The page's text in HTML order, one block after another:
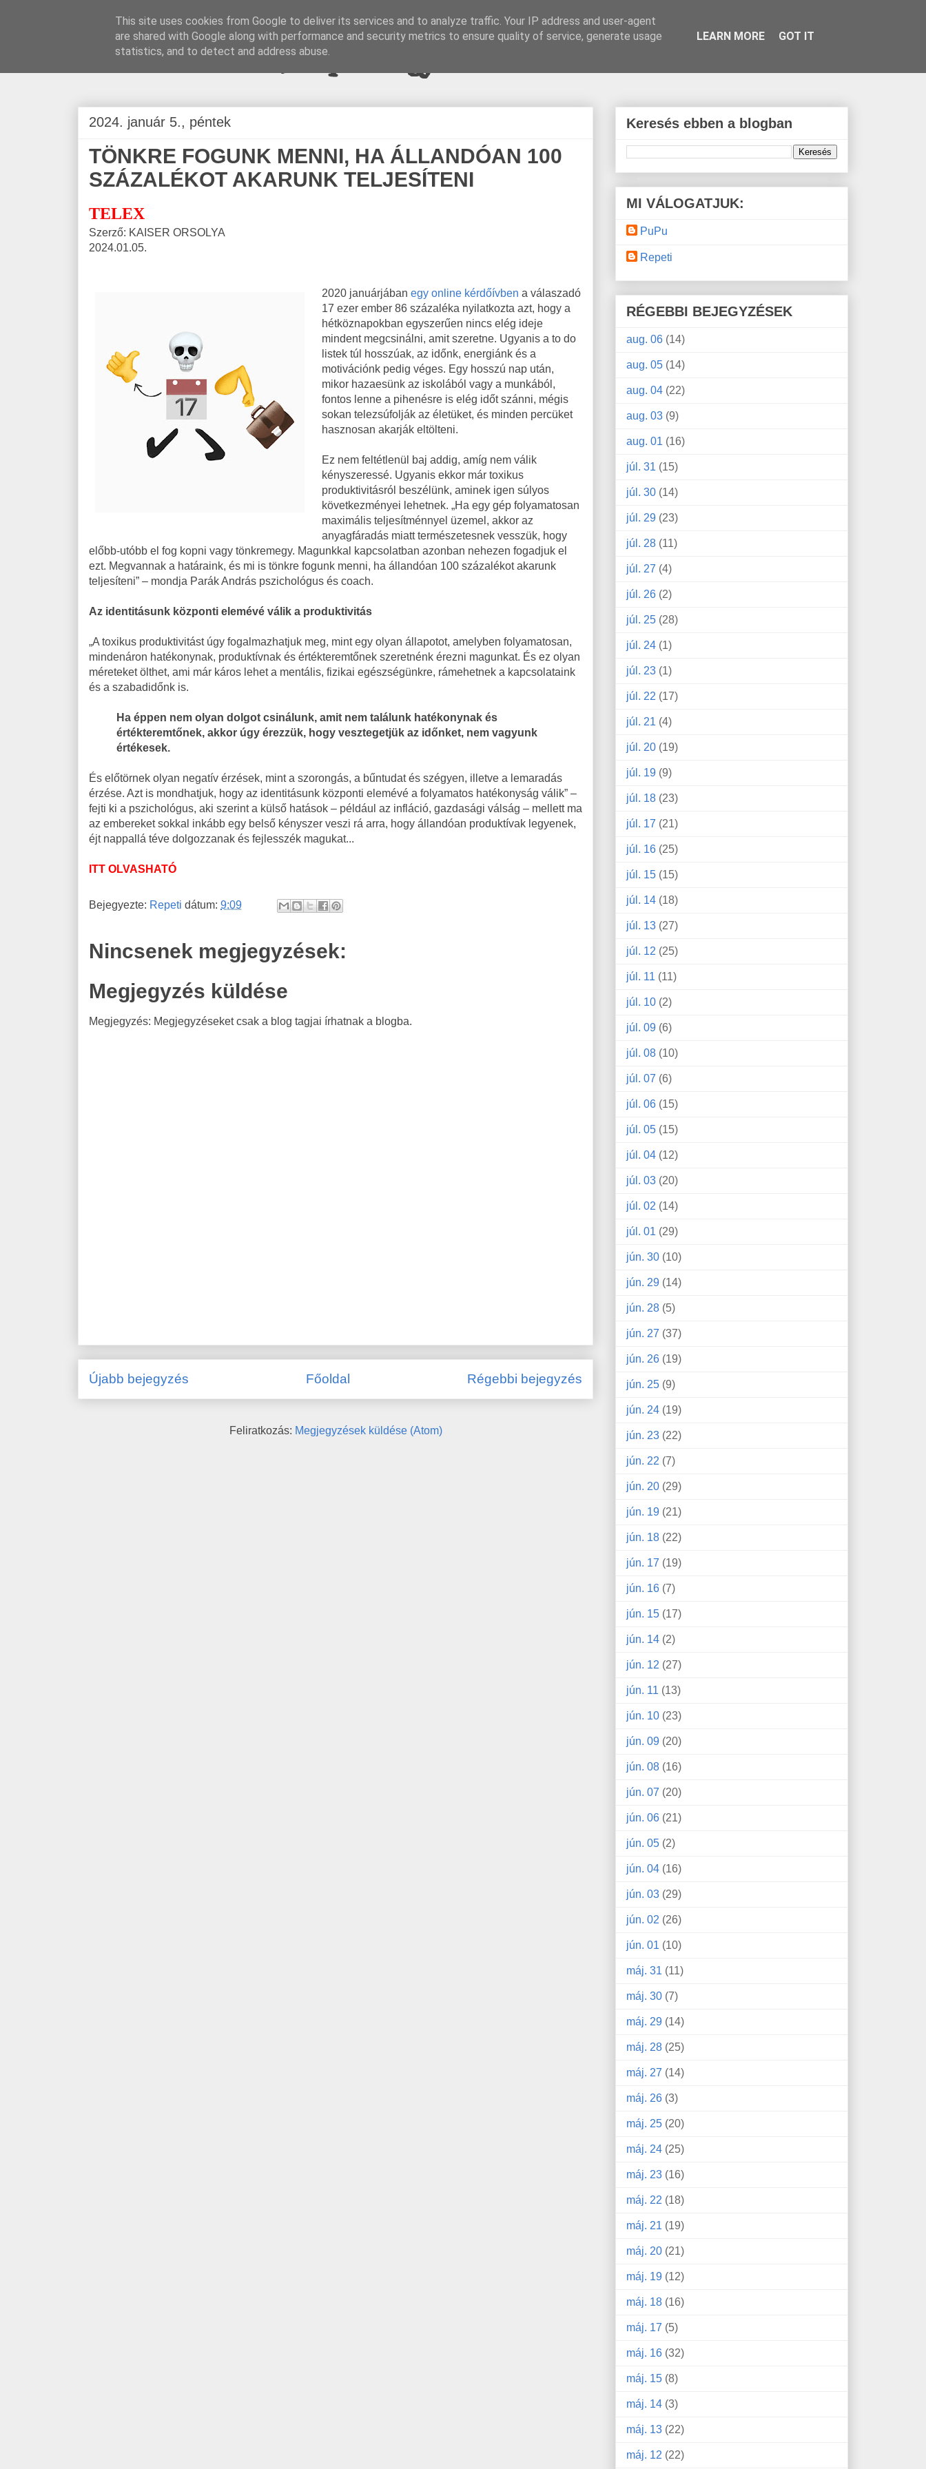
BLOGÁSZAT, napi blogjava
2024. január 5., péntek
TÖNKRE FOGUNK MENNI, HA ÁLLANDÓAN 100
SZÁZALÉKOT AKARUNK TELJESÍTENI
TELEX
Szerző: KAISER ORSOLYA
2024.01.05.
2020 januárjában egy online kérdőívben a válaszadó
17 ezer ember 86 százaléka nyilatkozta azt, hogy a
hétköznapokban egyszerűen nincs elég ideje
mindent megcsinálni, amit szeretne. Ugyanis a to do
listek túl hosszúak, az időnk, energiánk és a
motivációnk pedig véges. Egy hosszú nap után,
mikor hazaesünk az iskolából vagy a munkából,
fontos lenne a pihenésre is elég időt szánni, mégis
sokan telezsúfolják az életüket, és minden percüket
hasznosan akarják eltölteni.
Ez nem feltétlenül baj addig, amíg nem válik
kényszeressé. Ugyanis ekkor már toxikus
produktivitásról beszélünk, aminek igen súlyos
következményei lehetnek. „Ha egy gép folyamatosan
maximális teljesítménnyel üzemel, akkor az
anyagfáradás miatt természetesnek vesszük, hogy
előbb-utóbb el fog kopni vagy tönkremegy. Magunkkal kapcsolatban azonban nehezen fogadjuk el
ezt. Megvannak a határaink, és mi is tönkre fogunk menni, ha állandóan 100 százalékot akarunk
teljesíteni” – mondja Parák András pszichológus és coach.
Az identitásunk központi elemévé válik a produktivitás
„A toxikus produktivitást úgy fogalmazhatjuk meg, mint egy olyan állapotot, amelyben folyamatosan,
mindenáron hatékonynak, produktívnak és értékteremtőnek szeretnénk érezni magunkat. És ez olyan
méreteket ölthet, ami már káros lehet a mentális, fizikai egészségünkre, rámehetnek a kapcsolataink
és a szabadidőnk is.
Ha éppen nem olyan dolgot csinálunk, amit nem találunk hatékonynak és
értékteremtőnek, akkor úgy érezzük, hogy vesztegetjük az időnket, nem vagyunk
értékesek.
És előtörnek olyan negatív érzések, mint a szorongás, a bűntudat és szégyen, illetve a lemaradás
érzése. Azt is mondhatjuk, hogy az identitásunk központi elemévé a folyamatos hatékonyság válik” –
fejti ki a pszichológus, aki szerint a külső hatások – például az infláció, gazdasági válság – mellett ma
az embereket sokkal inkább egy belső kényszer veszi rá arra, hogy állandóan produktívak legyenek,
éjt nappallá téve dolgozzanak és fejlesszék magukat...
ITT OLVASHATÓ
Bejegyezte: Repeti dátum: 9:09
Nincsenek megjegyzések:
Megjegyzés küldése
Megjegyzés: Megjegyzéseket csak a blog tagjai írhatnak a blogba.
Újabb bejegyzés Régebbi bejegyzés
Főoldal
Feliratkozás: Megjegyzések küldése (Atom)
Keresés ebben a blogban
MI VÁLOGATJUK:
PuPu
Repeti
RÉGEBBI BEJEGYZÉSEK
aug. 06 (14)
aug. 05 (14)
aug. 04 (22)
aug. 03 (9)
aug. 01 (16)
júl. 31 (15)
júl. 30 (14)
júl. 29 (23)
júl. 28 (11)
júl. 27 (4)
júl. 26 (2)
júl. 25 (28)
júl. 24 (1)
júl. 23 (1)
júl. 22 (17)
júl. 21 (4)
júl. 20 (19)
júl. 19 (9)
júl. 18 (23)
júl. 17 (21)
júl. 16 (25)
júl. 15 (15)
júl. 14 (18)
júl. 13 (27)
júl. 12 (25)
júl. 11 (11)
júl. 10 (2)
júl. 09 (6)
júl. 08 (10)
júl. 07 (6)
júl. 06 (15)
júl. 05 (15)
júl. 04 (12)
júl. 03 (20)
júl. 02 (14)
júl. 01 (29)
jún. 30 (10)
jún. 29 (14)
jún. 28 (5)
jún. 27 (37)
jún. 26 (19)
jún. 25 (9)
jún. 24 (19)
jún. 23 (22)
jún. 22 (7)
jún. 20 (29)
jún. 19 (21)
jún. 18 (22)
jún. 17 (19)
jún. 16 (7)
jún. 15 (17)
jún. 14 (2)
jún. 12 (27)
jún. 11 (13)
jún. 10 (23)
jún. 09 (20)
jún. 08 (16)
jún. 07 (20)
jún. 06 (21)
jún. 05 (2)
jún. 04 (16)
jún. 03 (29)
jún. 02 (26)
jún. 01 (10)
máj. 31 (11)
máj. 30 (7)
máj. 29 (14)
máj. 28 (25)
máj. 27 (14)
máj. 26 (3)
máj. 25 (20)
máj. 24 (25)
máj. 23 (16)
máj. 22 (18)
máj. 21 (19)
máj. 20 (21)
máj. 19 (12)
máj. 18 (16)
máj. 17 (5)
máj. 16 (32)
máj. 15 (8)
máj. 14 (3)
máj. 13 (22)
máj. 12 (22)
This site uses cookies from Google to deliver its services and to analyze traffic. Your IP address and user-agent
are shared with Google along with performance and security metrics to ensure quality of service, generate usage
statistics, and to detect and address abuse.
LEARN MORE GOT IT